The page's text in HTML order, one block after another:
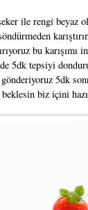
ile rengi beyaz
bu
5dk tepsiyi
5dk
biz içini